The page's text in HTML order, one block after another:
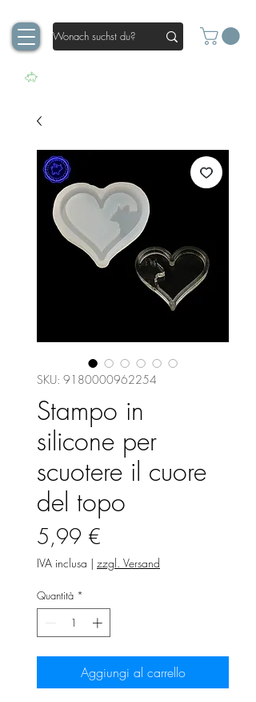
SKU: 9180000962254
Stampo in
silicone per
scuotere il cuore
del topo
5,99 €
IVA inclusa | zzgl. Versand
Quantità *
Aggiungi al carrello